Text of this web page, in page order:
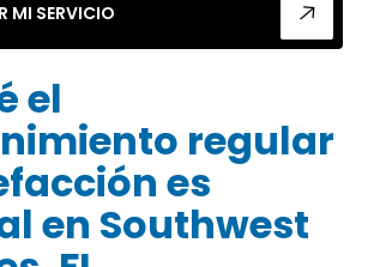
MI SERVICIO
el
regular
es
en Southwest